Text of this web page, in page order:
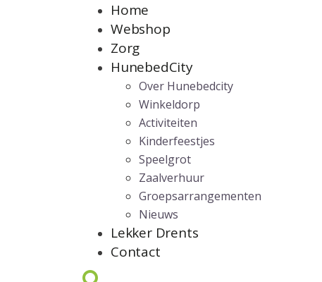
Home
Webshop
Zorg
HunebedCity
Over Hunebedcity
Winkeldorp
Activiteiten
Kinderfeestjes
Speelgrot
Zaalverhuur
Groepsarrangementen
Nieuws
Lekker Drents
Contact